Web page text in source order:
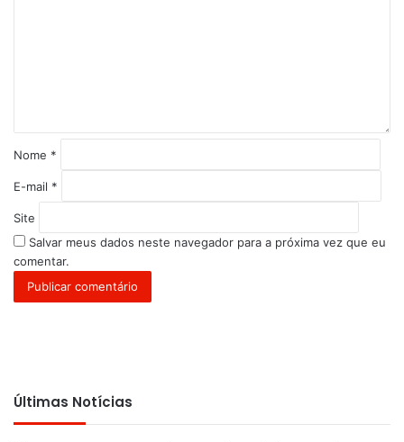
o
*
Nome *
E-mail *
Site
Salvar meus dados neste navegador para a próxima vez que eu
comentar.
Últimas Notícias